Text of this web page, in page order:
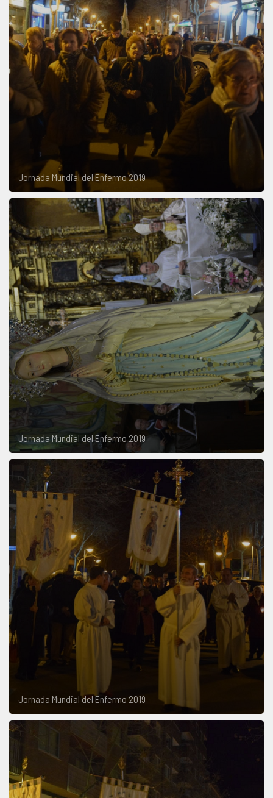
Jornada Mundial del Enfermo 2019
Jornada Mundial del Enfermo 2019
Jornada Mundial del Enfermo 2019